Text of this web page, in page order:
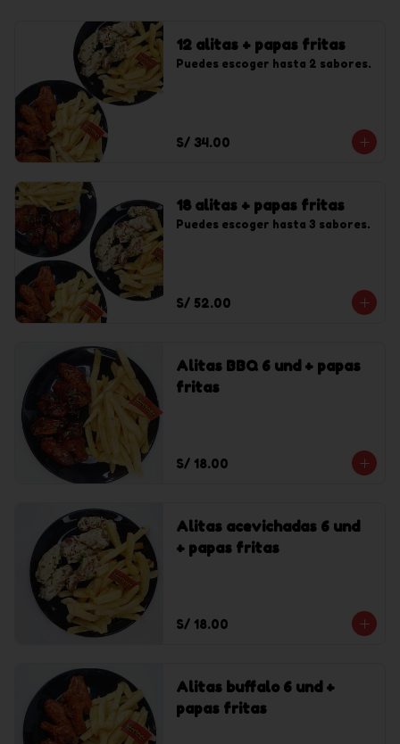
12 alitas + papas fritas
Puedes escoger hasta 2 sabores.
S/ 34.00
18 alitas + papas fritas
Puedes escoger hasta 3 sabores.
S/ 52.00
Alitas BBQ 6 und + papas
fritas
S/ 18.00
Alitas acevichadas 6 und
+ papas fritas
S/ 18.00
Alitas buffalo 6 und +
papas fritas